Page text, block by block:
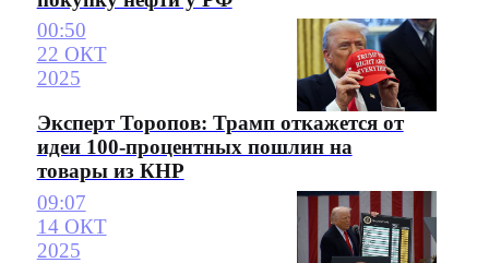
00:50
22 ОКТ
2025
Эксперт Торопов: Трамп откажется от
идеи 100-процентных пошлин на
товары из КНР
09:07
14 ОКТ
2025